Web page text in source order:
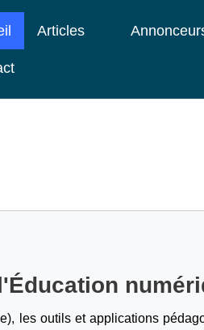
Articles
les outils et applications